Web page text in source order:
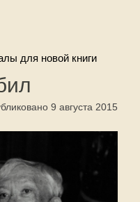
для новой книги
9 августа 2015